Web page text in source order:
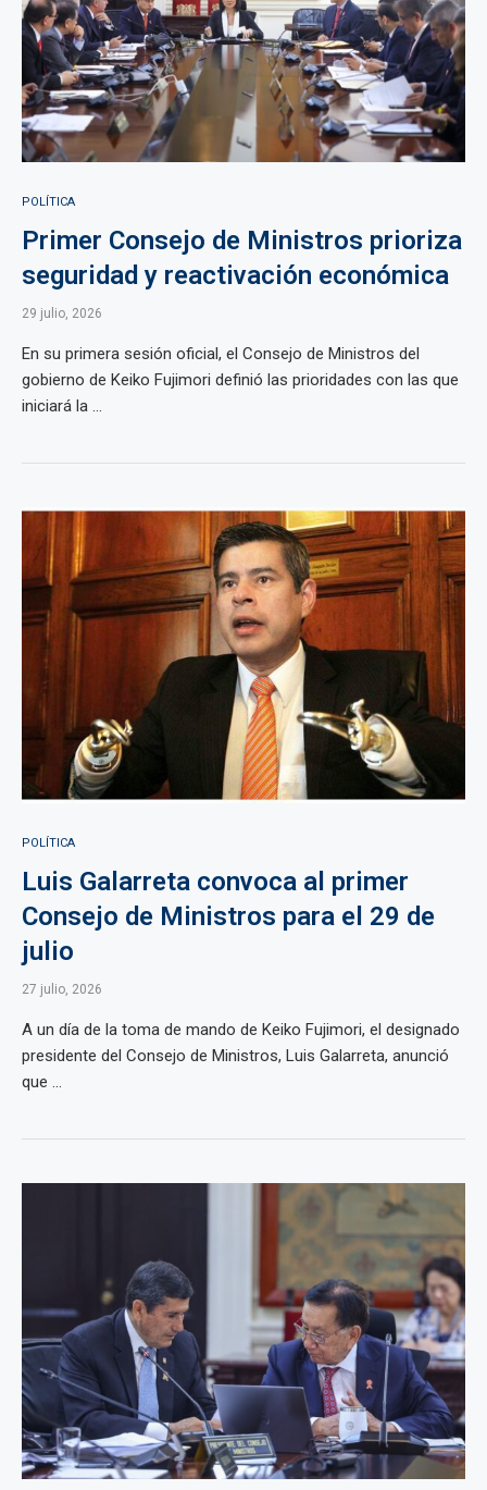
POLÍTICA
Primer Consejo de Ministros prioriza
seguridad y reactivación económica
29 julio, 2026
En su primera sesión oficial, el Consejo de Ministros del
gobierno de Keiko Fujimori definió las prioridades con las que
iniciará la ...
POLÍTICA
Luis Galarreta convoca al primer
Consejo de Ministros para el 29 de
julio
27 julio, 2026
A un día de la toma de mando de Keiko Fujimori, el designado
presidente del Consejo de Ministros, Luis Galarreta, anunció
que ...